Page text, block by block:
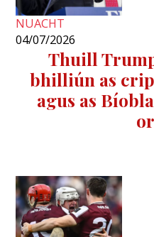
NUACHT
04/07/2026
Thuill
bhilliún as
agus as